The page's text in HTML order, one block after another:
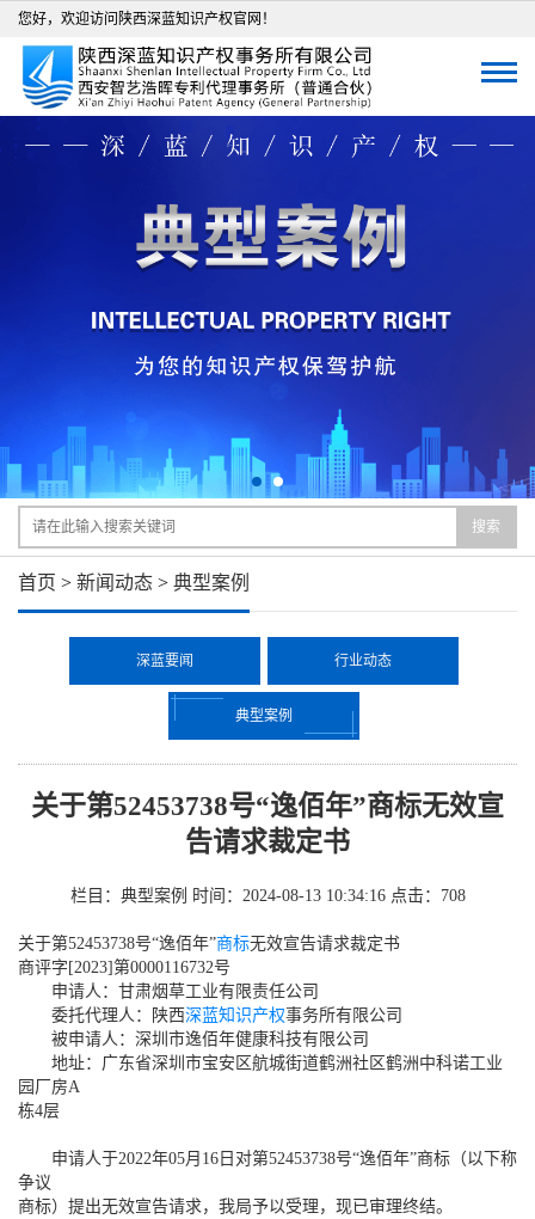
您好，欢迎访问陕西深蓝知识产权官网！
搜索
首页 > 新闻动态 > 典型案例
深蓝要闻 行业动态
典型案例
关于第52453738号“逸佰年”商标无效宣
告请求裁定书
栏目：典型案例 时间：2024-08-13 10:34:16 点击： 708
关于第52453738号“逸佰年”商标无效宣告请求裁定书
商评字[2023]第0000116732号
申请人：甘肃烟草工业有限责任公司
委托代理人：陕西深蓝知识产权事务所有限公司
被申请人：深圳市逸佰年健康科技有限公司
地址：广东省深圳市宝安区航城街道鹤洲社区鹤洲中科诺工业
园厂房A
栋4层
申请人于2022年05月16日对第52453738号“逸佰年”商标（以下称
争议
商标）提出无效宣告请求，我局予以受理，现已审理终结。